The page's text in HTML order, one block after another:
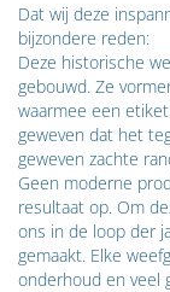
Dat wij deze
bijzondere reden:
Deze historische
gebouwd. Ze
waarmee een
geweven dat het
geweven zachte
Geen moderne
resultaat op. Om
ons in de loop der
gemaakt. Elke
onderhoud en veel